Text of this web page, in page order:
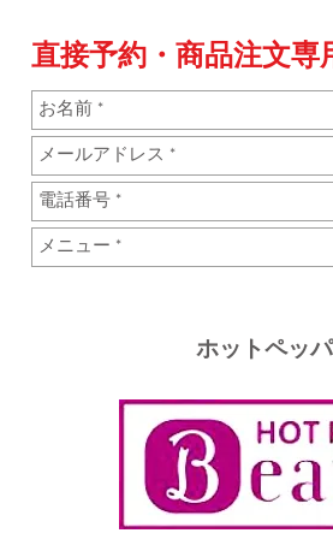
直接予約・商品注文
ホットペッ